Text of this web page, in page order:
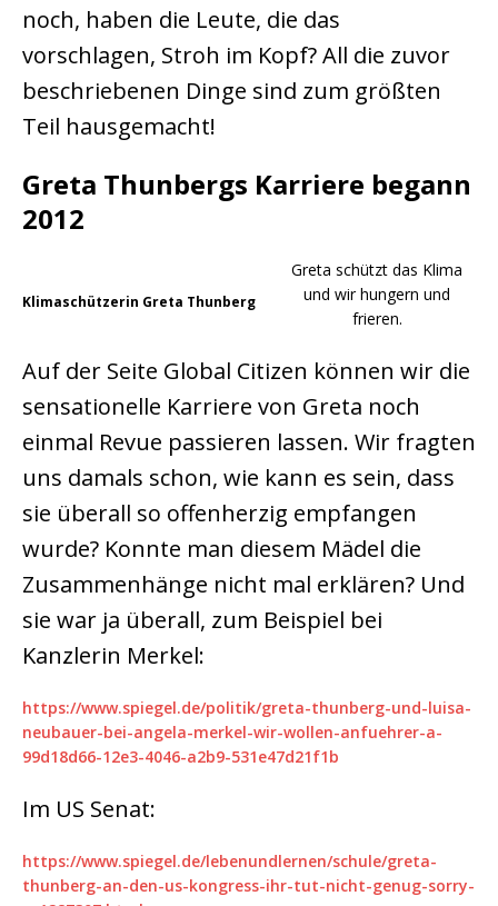
noch, haben die Leute, die das
vorschlagen, Stroh im Kopf? All die zuvor
beschriebenen Dinge sind zum größten
Teil hausgemacht!
Greta Thunbergs Karriere begann
2012
Klimaschützerin Greta Thunberg
Greta schützt das Klima
und wir hungern und
frieren.
Auf der Seite Global Citizen können wir die
sensationelle Karriere von Greta noch
einmal Revue passieren lassen. Wir fragten
uns damals schon, wie kann es sein, dass
sie überall so offenherzig empfangen
wurde? Konnte man diesem Mädel die
Zusammenhänge nicht mal erklären? Und
sie war ja überall, zum Beispiel bei
Kanzlerin Merkel:
https://www.spiegel.de/politik/greta-thunberg-und-luisa-
neubauer-bei-angela-merkel-wir-wollen-anfuehrer-a-
99d18d66-12e3-4046-a2b9-531e47d21f1b
Im US Senat:
https://www.spiegel.de/lebenundlernen/schule/greta-
thunberg-an-den-us-kongress-ihr-tut-nicht-genug-sorry-